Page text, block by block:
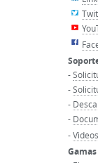
-
-
-
-
-Videos